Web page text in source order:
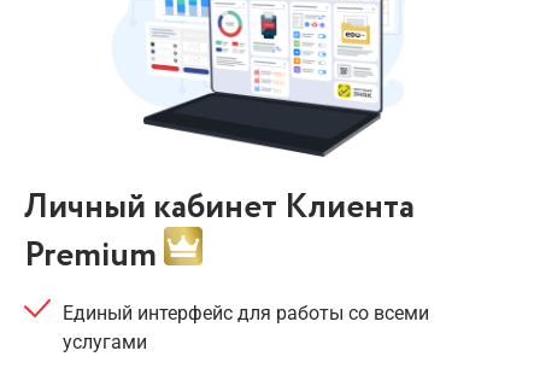
Личный кабинет Клиента
Premium
Единый интерфейс для работы со всеми
услугами